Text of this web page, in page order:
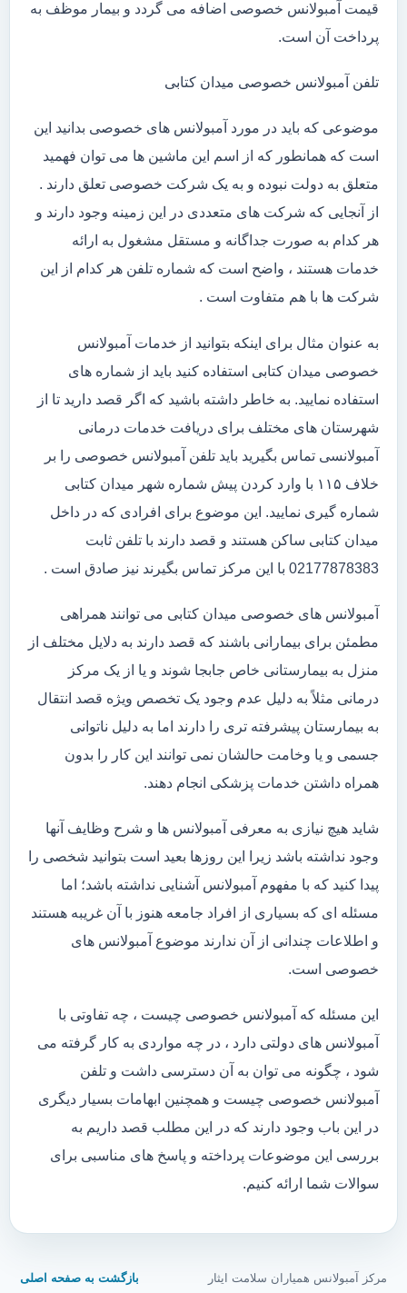
قیمت آمبولانس خصوصی اضافه می گردد و بیمار موظف به
پرداخت آن است.
تلفن آمبولانس خصوصی میدان کتابی
موضوعی که باید در مورد آمبولانس های خصوصی بدانید این
است که همانطور که از اسم این ماشین ها می توان فهمید
متعلق به دولت نبوده و به یک شرکت خصوصی تعلق دارند .
از آنجایی که شرکت های متعددی در این زمینه وجود دارند و
هر کدام به صورت جداگانه و مستقل مشغول به ارائه
خدمات هستند ، واضح است که شماره تلفن هر کدام از این
شرکت ها با هم متفاوت است .
به عنوان مثال برای اینکه بتوانید از خدمات آمبولانس
خصوصی میدان کتابی استفاده کنید باید از شماره های
استفاده نمایید. به خاطر داشته باشید که اگر قصد دارید تا از
شهرستان های مختلف برای دریافت خدمات درمانی
آمبولانسی تماس بگیرید باید تلفن آمبولانس خصوصی را بر
خلاف ۱۱۵ با وارد کردن پیش شماره شهر میدان کتابی
شماره گیری نمایید. این موضوع برای افرادی که در داخل
میدان کتابی ساکن هستند و قصد دارند با تلفن ثابت
02177878383 با این مرکز تماس بگیرند نیز صادق است .
آمبولانس های خصوصی میدان کتابی می توانند همراهی
مطمئن برای بیمارانی باشند که قصد دارند به دلایل مختلف از
منزل به بیمارستانی خاص جابجا شوند و یا از یک مرکز
درمانی مثلاً به دلیل عدم وجود یک تخصص ویژه قصد انتقال
به بیمارستان پیشرفته تری را دارند اما به دلیل ناتوانی
جسمی و یا وخامت حالشان نمی توانند این کار را بدون
همراه داشتن خدمات پزشکی انجام دهند.
شاید هیچ نیازی به معرفی آمبولانس ها و شرح وظایف آنها
وجود نداشته باشد زیرا این روزها بعید است بتوانید شخصی را
پیدا کنید که با مفهوم آمبولانس آشنایی نداشته باشد؛ اما
مسئله ای که بسیاری از افراد جامعه هنوز با آن غریبه هستند
و اطلاعات چندانی از آن ندارند موضوع آمبولانس های
خصوصی است.
این مسئله که آمبولانس خصوصی چیست ، چه تفاوتی با
آمبولانس های دولتی دارد ، در چه مواردی به کار گرفته می
شود ، چگونه می توان به آن دسترسی داشت و تلفن
آمبولانس خصوصی چیست و همچنین ابهامات بسیار دیگری
در این باب وجود دارند که در این مطلب قصد داریم به
بررسی این موضوعات پرداخته و پاسخ های مناسبی برای
سوالات شما ارائه کنیم.
مرکز آمبولانس همیاران سلامت ایثار بازگشت به صفحه اصلی